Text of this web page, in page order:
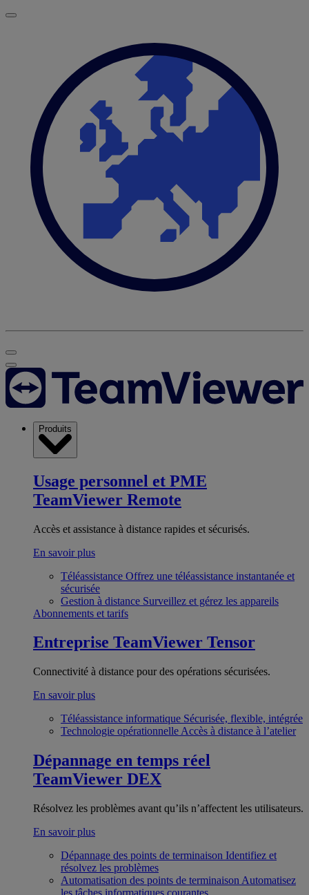
Produits
Usage personnel et PME
TeamViewer Remote
Accès et assistance à distance rapides et sécurisés.
En savoir plus
Téléassistance Offrez une téléassistance instantanée et
sécurisée
Gestion à distance Surveillez et gérez les appareils
Abonnements et tarifs
Entreprise TeamViewer Tensor
Connectivité à distance pour des opérations sécurisées.
En savoir plus
Téléassistance informatique Sécurisée, flexible, intégrée
Technologie opérationnelle Accès à distance à l’atelier
Dépannage en temps réel
TeamViewer DEX
Résolvez les problèmes avant qu’ils n’affectent les utilisateurs.
En savoir plus
Dépannage des points de terminaison Identifiez et
résolvez les problèmes
Automatisation des points de terminaison Automatisez